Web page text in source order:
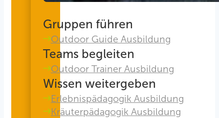
Gruppen führen
Outdoor Guide Ausbildung
Teams begleiten
Outdoor Trainer Ausbildung
Wissen weitergeben
Erlebnispädagogik Ausbildung
Kräuterpädagogik Ausbildung